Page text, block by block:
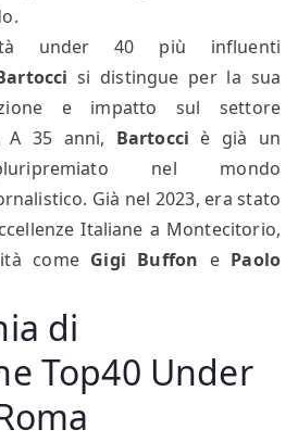
under 40 più influenti
si distingue per la sua
e impatto sul settore
A 35 anni, Bartocci è già un
nel mondo
Già nel 2023, era stato
Italiane a Montecitorio,
comeGigi Buffon e Paolo
di
Top40 Under